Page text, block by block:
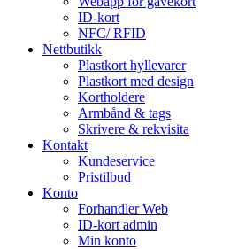
ID-kort
NFC/ RFID
Nettbutikk
Plastkort hyllevarer
Plastkort med design
Kortholdere
Armbånd & tags
Skrivere & rekvisita
Kontakt
Kundeservice
Pristilbud
Konto
Forhandler Web
ID-kort admin
Min konto